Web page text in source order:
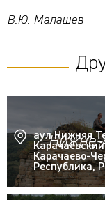
В.Ю. Малашев
Нижне-
аул Нижняя
Карачаево-
Республика,